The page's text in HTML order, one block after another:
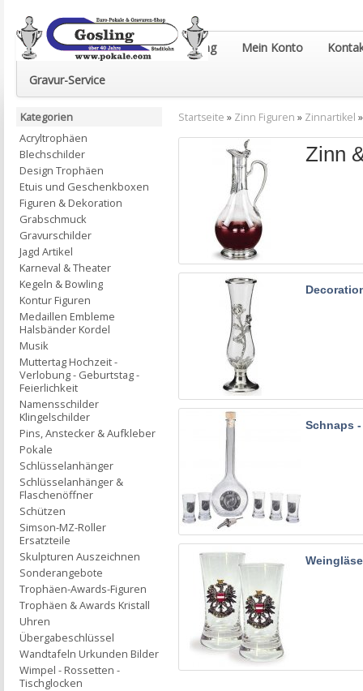
Euro-Pokale & Gravur-Shop Gosling Mein Konto
Gravur-Service
Startseite » Zinn Figuren » Zinnartikel
Zinn
Schnaps
Kategorien
Acryltrophäen
Blechschilder
Design Trophäen
Etuis und Geschenkboxen
Figuren & Dekoration
Grabschmuck
Gravurschilder
Jagd Artikel
Karneval & Theater
Kegeln & Bowling
Kontur Figuren
Medaillen Embleme
Halsbänder Kordel
Musik
Muttertag Hochzeit -
Verlobung - Geburtstag -
Feierlichkeit
Namensschilder
Klingelschilder
Pins, Anstecker & Aufkleber
Pokale
Schlüsselanhänger
Schlüsselanhänger &
Flaschenöffner
Schützen
Simson-MZ-Roller
Ersatzteile
Skulpturen Auszeichnen
Sonderangebote
Trophäen-Awards-Figuren
Trophäen & Awards Kristall
Uhren
Übergabeschlüssel
Wandtafeln Urkunden Bilder
Wimpel - Rossetten -
Tischglocken